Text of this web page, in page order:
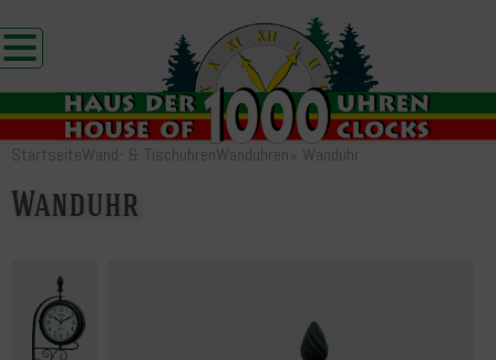
StartseiteWand- & TischuhrenWanduhren» Wanduhr
Wanduhr